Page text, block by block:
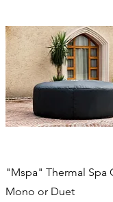
Vista rápida
"Mspa" Thermal Spa
Mono or Duet